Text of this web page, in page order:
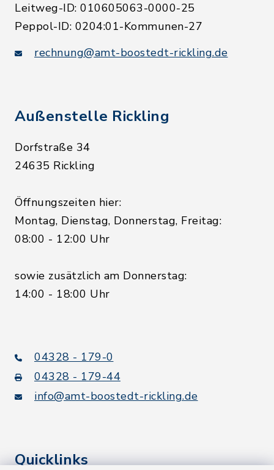
Leitweg-ID: 010605063-0000-25
Peppol-ID: 0204:01-Kommunen-27
rechnung@amt-boostedt-rickling.de
Außenstelle Rickling
Dorfstraße 34
24635 Rickling
Öffnungszeiten hier:
Montag, Dienstag, Donnerstag, Freitag:
08:00 - 12:00 Uhr
sowie zusätzlich am Donnerstag:
14:00 - 18:00 Uhr
04328 - 179-0
04328 - 179-44
info@amt-boostedt-rickling.de
Quicklinks